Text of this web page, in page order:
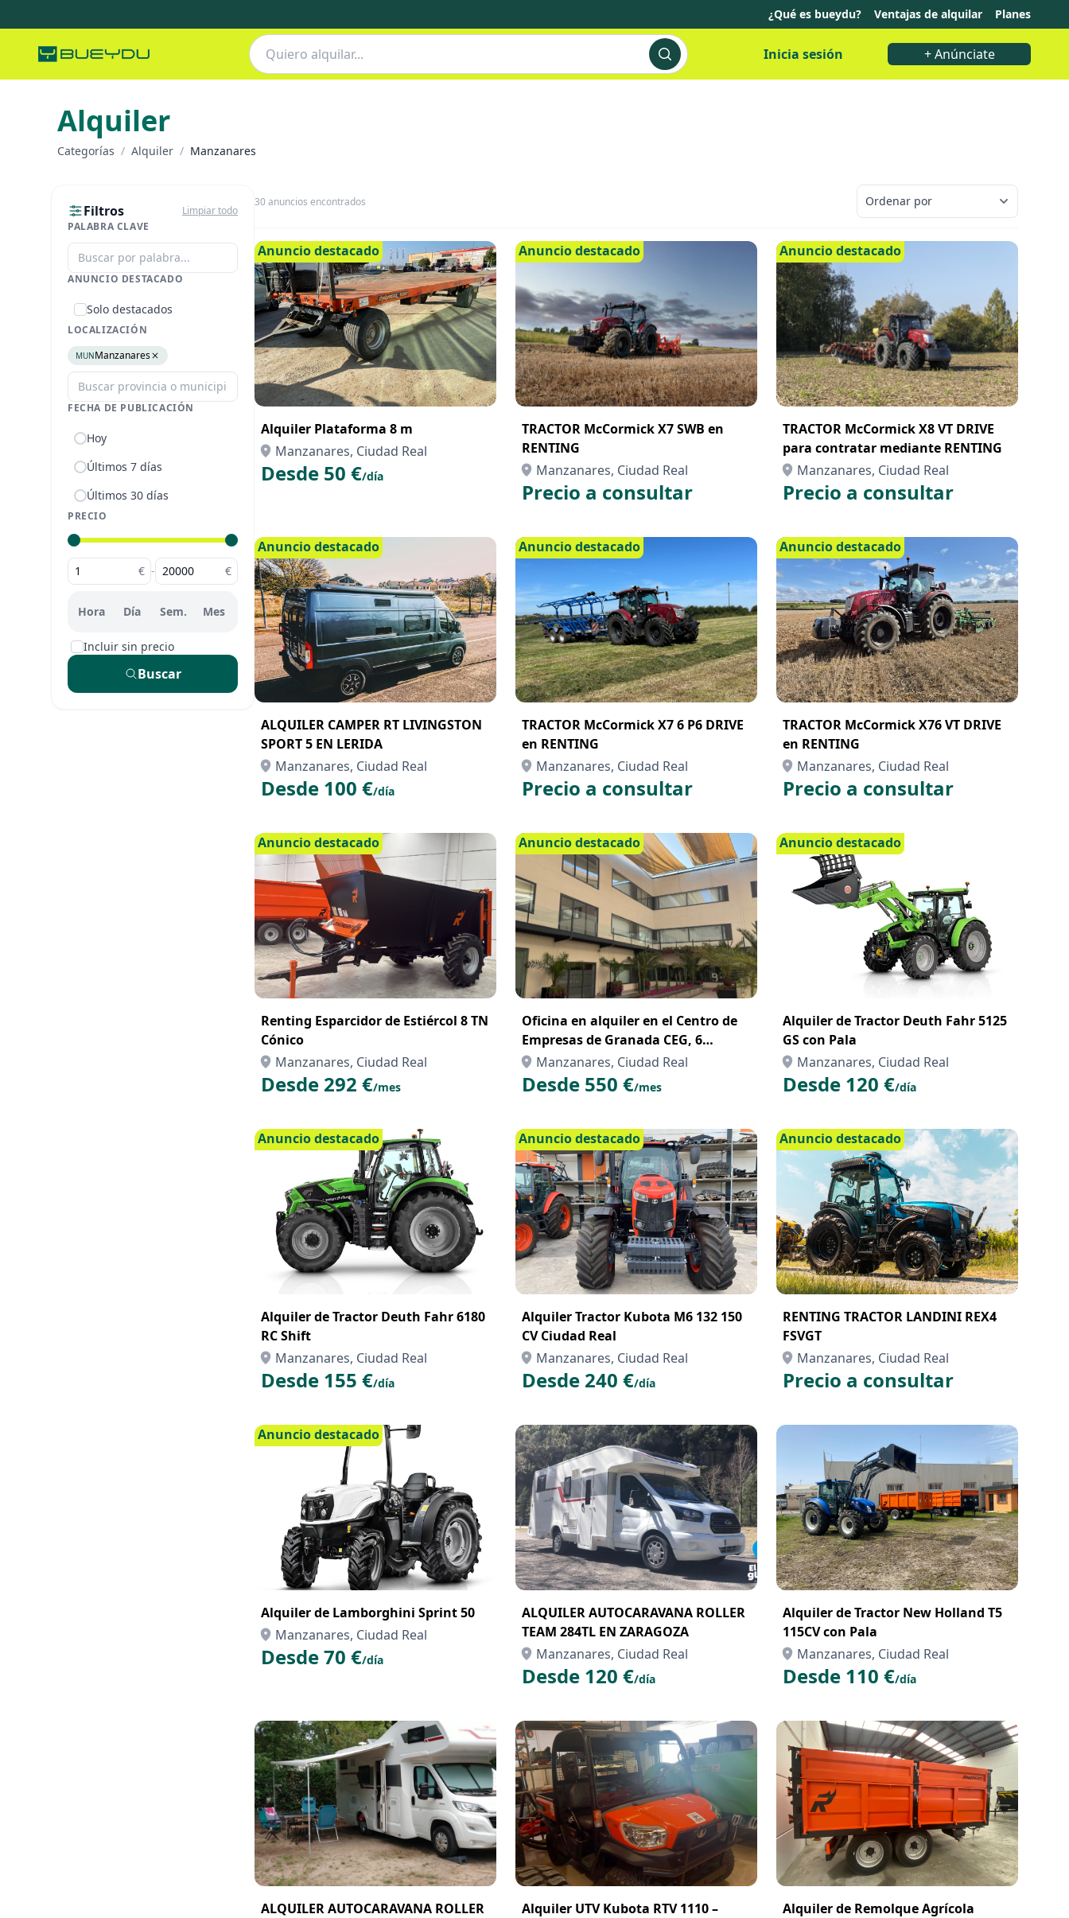
¿Qué es bueydu? Ventajas de alquilar Planes
Inicia sesión + Anúnciate
Alquiler
Categorías / Alquiler / Manzanares
Filtros
Limpiar todo
PALABRA CLAVE
ANUNCIO DESTACADO
Solo destacados
LOCALIZACIÓN
MUNManzanares
FECHA DE PUBLICACIÓN
Hoy
Últimos 7 días
Últimos 30 días
PRECIO
€ - €
Hora Día Sem. Mes
Incluir sin precio
Buscar
30anuncios encontrados
Anuncio destacado
Alquiler Plataforma 8 m
Manzanares, Ciudad Real
Desde 50 €/día
Anuncio destacado
TRACTOR McCormick X7 SWB en
RENTING
Manzanares, Ciudad Real
Precio a consultar
Anuncio destacado
TRACTOR McCormick X8 VT DRIVE
para contratar mediante RENTING
Manzanares, Ciudad Real
Precio a consultar
Anuncio destacado
ALQUILER CAMPER RT LIVINGSTON
SPORT 5 EN LERIDA
Manzanares, Ciudad Real
Desde 100 €/día
Anuncio destacado
TRACTOR McCormick X7 6 P6 DRIVE
en RENTING
Manzanares, Ciudad Real
Precio a consultar
Anuncio destacado
TRACTOR McCormick X76 VT DRIVE
en RENTING
Manzanares, Ciudad Real
Precio a consultar
Anuncio destacado
Renting Esparcidor de Estiércol 8 TN
Cónico
Manzanares, Ciudad Real
Desde 292 €/mes
Anuncio destacado
Oficina en alquiler en el Centro de
Empresas de Granada CEG, 6
puestos de trabajo
Manzanares, Ciudad Real
Desde 550 €/mes
Anuncio destacado
Alquiler de Tractor Deuth Fahr 5125
GS con Pala
Manzanares, Ciudad Real
Desde 120 €/día
Anuncio destacado
Alquiler de Tractor Deuth Fahr 6180
RC Shift
Manzanares, Ciudad Real
Desde 155 €/día
Anuncio destacado
Alquiler Tractor Kubota M6 132 150
CV Ciudad Real
Manzanares, Ciudad Real
Desde 240 €/día
Anuncio destacado
RENTING TRACTOR LANDINI REX4
FSVGT
Manzanares, Ciudad Real
Precio a consultar
Anuncio destacado
Alquiler de Lamborghini Sprint 50
Manzanares, Ciudad Real
Desde 70 €/día
ALQUILER AUTOCARAVANA ROLLER
TEAM 284TL EN ZARAGOZA
Manzanares, Ciudad Real
Desde 120 €/día
Alquiler de Tractor New Holland T5
115CV con Pala
Manzanares, Ciudad Real
Desde 110 €/día
ALQUILER AUTOCARAVANA ROLLER
Alquiler UTV Kubota RTV 1110 –
Alquiler de Remolque Agrícola